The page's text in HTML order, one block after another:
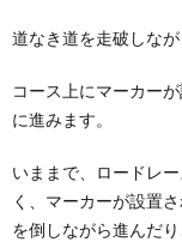
道なき道を走破しな
コース上にマーカー
に進みます。
いままで、ロードレ
く、マーカーが設置
を倒しながら進んだ